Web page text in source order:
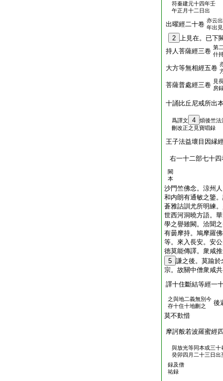
符秦建元十四年壬
午正月十二日出
出曜經二十卷 亦云
年出
2 上見在。已下
持人菩薩經三卷 第
什
大方等無相經五卷
菩薩普處經三卷 見
房
十誦比丘尼戒所出
爲譯文 4
煩後竺法
刪改正之見寶唱録
王子法益壞目因縁
右一十二部七十四
闕
本
沙門竺佛念。涼州
和内朗有通敏之鑒
蒼雅詁訓尤所明練
世西河洞曉方語。
學之譽雖闕。洽聞
有曇摩持。鳩摩羅
等。來入長安。安
徳莫能傳譯。衆咸
5 謙之後。莫踰
宗。故關中僧衆咸
譯十住斷結等經一
之與地二義無別今
存十住十地刪之
後
莫不歎惜
摩訶般若波羅蜜經
與放光等同本或三十
癸卯四月二十三日出
録及僧
祐録